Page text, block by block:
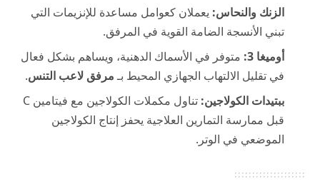
الزنك والنحاس: يعملان كعوامل مساعدة للإنزيمات التي
تبني الأنسجة الضامة القوية في المرفق.
أوميغا 3:
متوفر في الأسماك الدهنية، ويساهم بشكل فعال
في تقليل الالتهاب الجهازي المحيط بـمرفق لاعب التنس.
ببتيدات الكولاجين:
تناول مكملات الكولاجين مع فيتامين C
قبل ممارسة التمارين العلاجية يحفز إنتاج الكولاجين
الموضعي في الوتر.